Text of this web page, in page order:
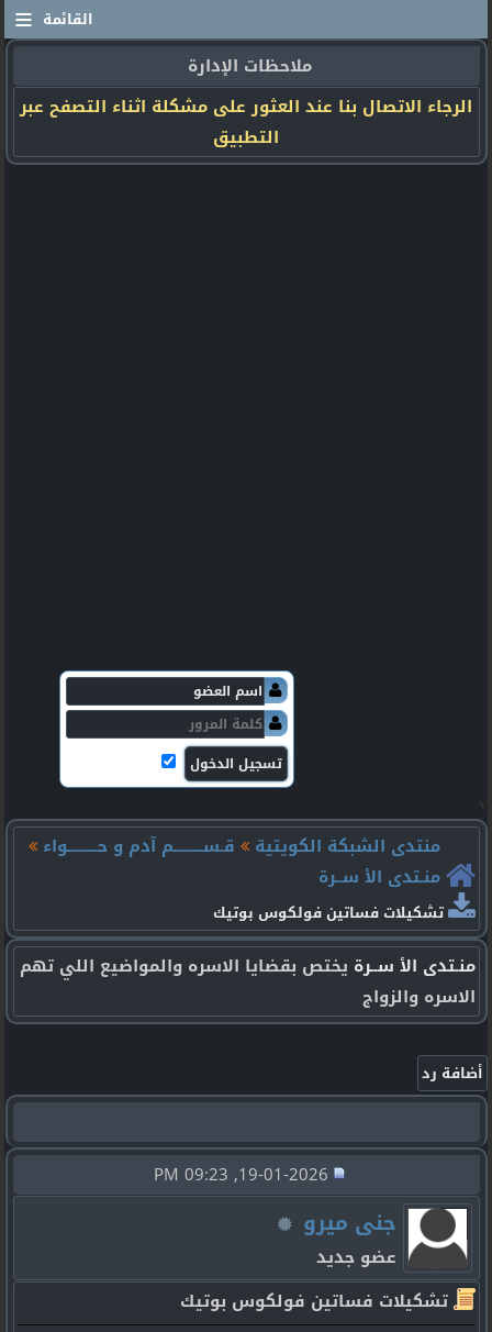
≡ القائمة
ملاحظات الإدارة
الرجاء الاتصال بنا عند العثور على مشكلة اثناء التصفح عبر
التطبيق
منتدى الشبكة الكويتية
قـســـــــــم آدم و حـــــــــواء
منـتدى الأ ســرة
تشكيلات فساتين فولكوس بوتيك
منـتدى الأ ســرة يختص بقضايا الاسره والمواضيع اللي تهم
الاسره والزواج
جنى ميرو
عضو جديد
تشكيلات فساتين فولكوس بوتيك